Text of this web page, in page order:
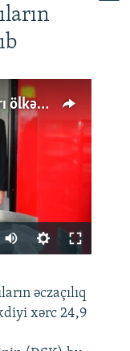
Ard-arda açılan dərman zavodları ölkənin tələbatını ödəyirmi?
480p
360p
480p
720p
əczaçılıq
xərc 24,9